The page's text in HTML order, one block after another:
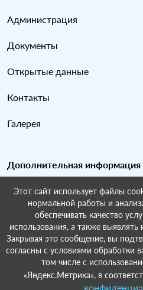
Администрация
Документы
Открытые данные
Контакты
Галерея
Дополнительная информация
Карта сайта
Поиск по сайту
© Восточное сельское поселение
Этот сайт использует файлы
нормальной работы и
обеспечивать качество
использования, а также
Закрывая это сообщение, вы
согласны с условиями обработки
том числе с
«Яндекс.Метрика», в